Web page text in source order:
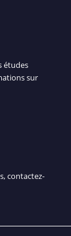
études
sur
contactez-